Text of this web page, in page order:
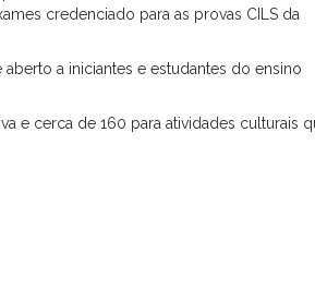
credenciado para as provas CILS da
a iniciantes e estudantes do ensino
e cerca de 160 para atividades culturais